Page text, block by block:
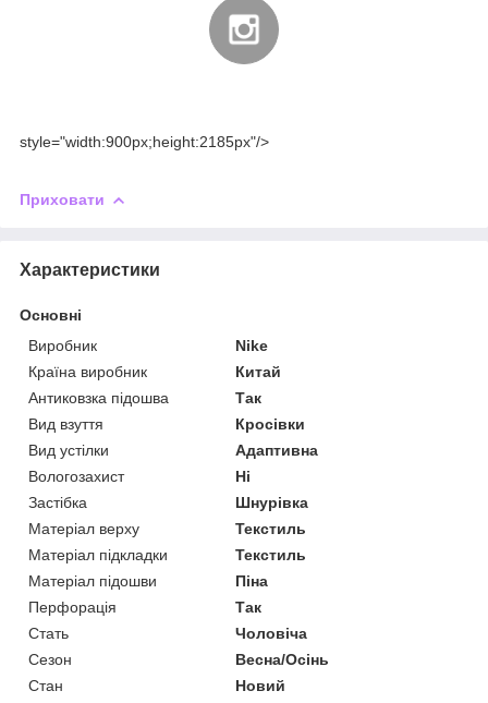
style="width:900px;height:2185px"/>
Приховати
Характеристики
Основні
Виробник
Nike
Країна виробник
Китай
Антиковзка підошва
Так
Вид взуття
Кросівки
Вид устілки
Адаптивна
Вологозахист
Ні
Застібка
Шнурівка
Матеріал верху
Текстиль
Матеріал підкладки
Текстиль
Матеріал підошви
Піна
Перфорація
Так
Стать
Чоловіча
Сезон
Весна/Осінь
Стан
Новий